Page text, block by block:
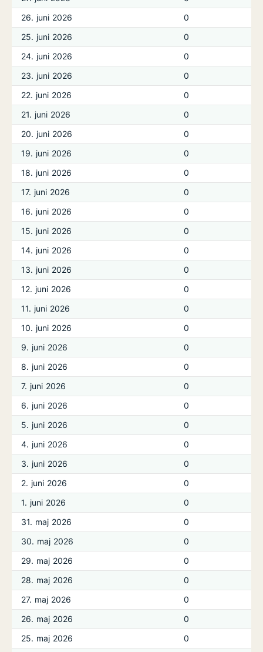
26. juni 2026
0
25. juni 2026
0
24. juni 2026
0
23. juni 2026
0
22. juni 2026
0
21. juni 2026
0
20. juni 2026
0
19. juni 2026
0
18. juni 2026
0
17. juni 2026
0
16. juni 2026
0
15. juni 2026
0
14. juni 2026
0
13. juni 2026
0
12. juni 2026
0
11. juni 2026
0
10. juni 2026
0
9. juni 2026
0
8. juni 2026
0
7. juni 2026
0
6. juni 2026
0
5. juni 2026
0
4. juni 2026
0
3. juni 2026
0
2. juni 2026
0
1. juni 2026
0
31. maj 2026
0
30. maj 2026
0
29. maj 2026
0
28. maj 2026
0
27. maj 2026
0
26. maj 2026
0
25. maj 2026
0